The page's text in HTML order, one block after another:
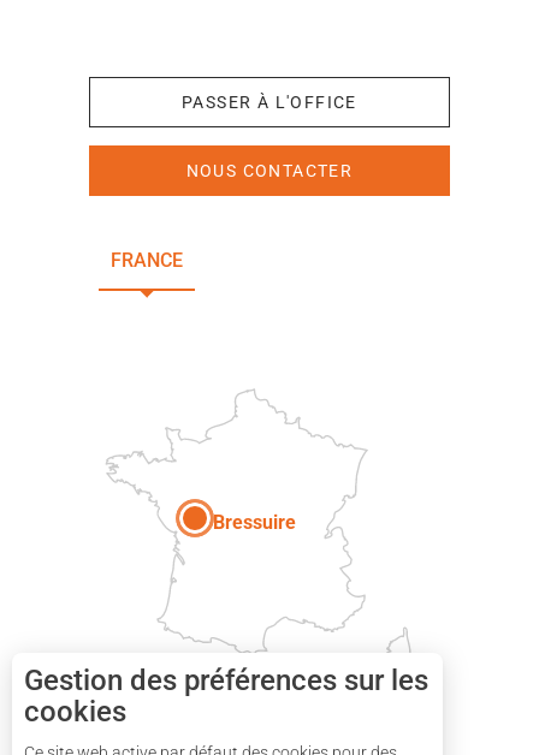
PASSER À L'OFFICE
NOUS CONTACTER
FRANCE
Bressuire
Gestion des préférences sur les
cookies